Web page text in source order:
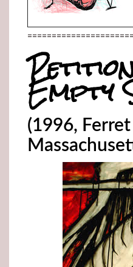
Empty
(1996,